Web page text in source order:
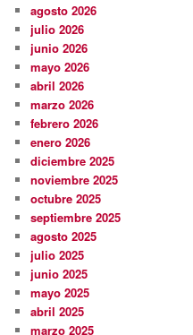
agosto 2026
julio 2026
junio 2026
mayo 2026
abril 2026
marzo 2026
febrero 2026
enero 2026
diciembre 2025
noviembre 2025
octubre 2025
septiembre 2025
agosto 2025
julio 2025
junio 2025
mayo 2025
abril 2025
marzo 2025